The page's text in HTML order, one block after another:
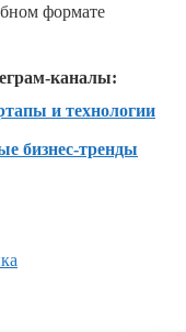
формате
каналы:
и технологии
бизнес-тренды